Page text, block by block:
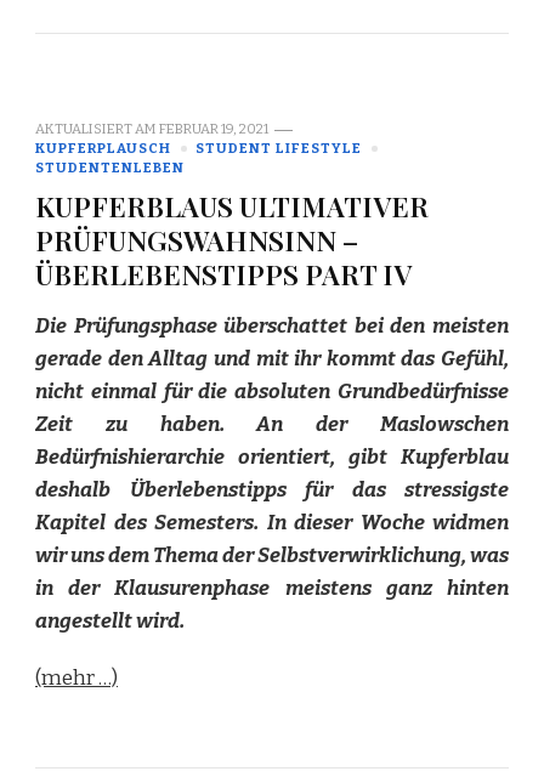
AKTUALISIERT AM FEBRUAR 19, 2021
KUPFERPLAUSCH
STUDENT LIFESTYLE
STUDENTENLEBEN
KUPFERBLAUS ULTIMATIVER
PRÜFUNGSWAHNSINN –
ÜBERLEBENSTIPPS PART IV
Die Prüfungsphase überschattet bei den meisten
gerade den Alltag und mit ihr kommt das Gefühl,
nicht einmal für die absoluten Grundbedürfnisse
Zeit zu haben. An der Maslowschen
Bedürfnishierarchie orientiert, gibt Kupferblau
deshalb Überlebenstipps für das stressigste
Kapitel des Semesters. In dieser Woche widmen
wir uns dem Thema der Selbstverwirklichung, was
in der Klausurenphase meistens ganz hinten
angestellt wird.
(mehr …)